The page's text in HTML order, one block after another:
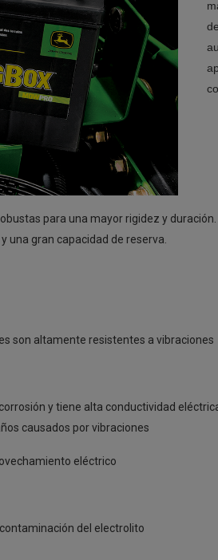
para una mayor rigidez y
una gran capacidad de reserva.
son altamente resistentes a vibraciones
y tiene alta conductividad
causados por vibraciones
eléctrico
del electrolito